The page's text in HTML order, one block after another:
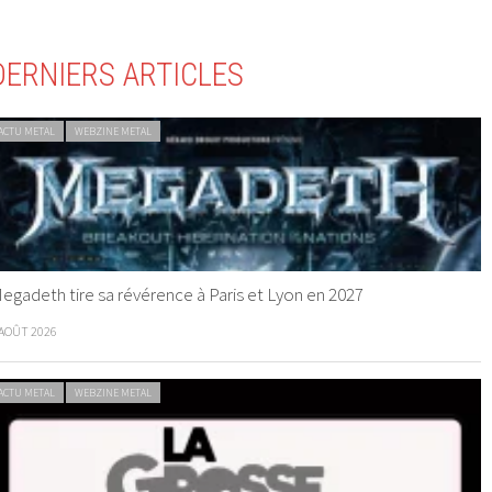
ARTICLES
METAL WEBZINE METAL
tire sa révérence à Paris et Lyon en 2027
2026
METAL WEBZINE METAL